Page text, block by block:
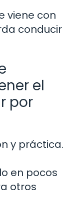
viene con
conducir
el
por
y práctica.
en pocos
otros